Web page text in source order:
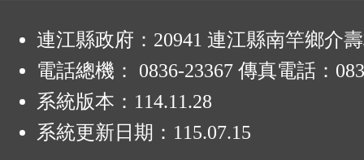
連江縣政府：20941 連江縣南竿鄉介
電話總機： 0836-23367 傳真電話：
系統版本： 114.11.28
系統更新日期： 115.07.15